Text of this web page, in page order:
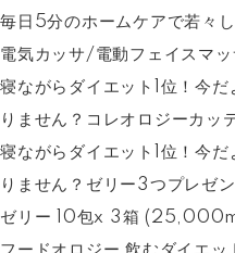
毎日5分のホームケアで若々し
電気カッサ/電動フェイスマ
寝ながらダイエット1位！今
りません？コレオロジーカッ
寝ながらダイエット1位！今
りません？ゼリー3つプレゼ
ゼリー 10包x 3箱